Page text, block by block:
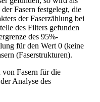
Fasern festgelegt, die
der Faserzählung bei
des Filters gefunden
des 95%-
für den Wert 0 (keine
(Faserstrukturen).
von Fasern für die
Analyse des